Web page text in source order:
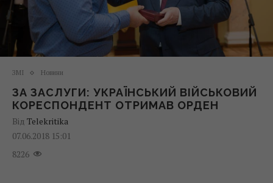
ЗМІ Новини
ЗА ЗАСЛУГИ: УКРАЇНСЬКИЙ ВІЙСЬКОВИЙ
КОРЕСПОНДЕНТ ОТРИМАВ ОРДЕН
Від Telekritika
07.06.2018 15:01
8226